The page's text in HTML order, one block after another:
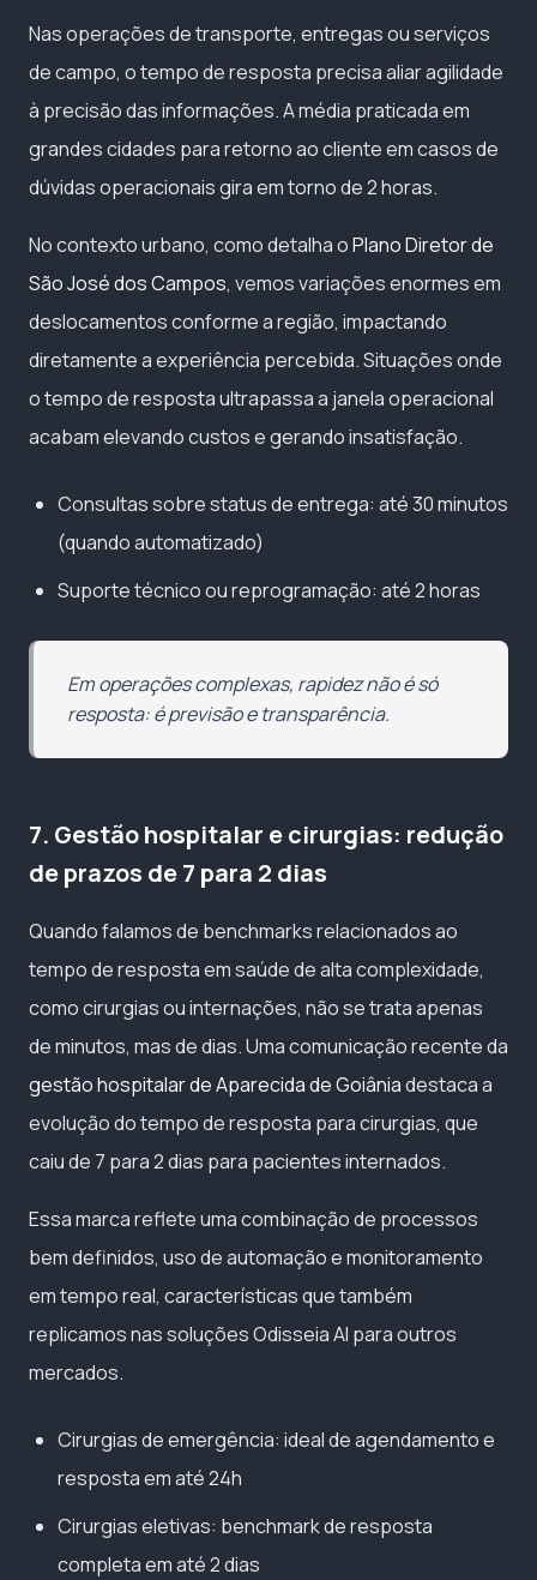
Nas operações de transporte, entregas ou serviços
de campo, o tempo de resposta precisa aliar agilidade
à precisão das informações. A média praticada em
grandes cidades para retorno ao cliente em casos de
dúvidas operacionais gira em torno de 2 horas.
No contexto urbano, como detalha oPlano Diretor de
São José dos Campos, vemos variações enormes em
deslocamentos conforme a região, impactando
diretamente a experiência percebida. Situações onde
o tempo de resposta ultrapassa a janela operacional
acabam elevando custos e gerando insatisfação.
Consultas sobre status de entrega: até 30 minutos
(quando automatizado)
Suporte técnico ou reprogramação: até 2 horas
Em operações complexas, rapidez não é só
resposta: é previsão e transparência.
7. Gestão hospitalar e cirurgias: redução
de prazos de 7 para 2 dias
Quando falamos de benchmarks relacionados ao
tempo de resposta em saúde de alta complexidade,
como cirurgias ou internações, não se trata apenas
de minutos, mas de dias. Uma comunicação recente da
gestão hospitalar de Aparecida de Goiâniadestaca a
evolução do tempo de resposta para cirurgias, que
caiu de 7 para 2 dias para pacientes internados.
Essa marca reflete uma combinação de processos
bem definidos, uso de automação e monitoramento
em tempo real, características que também
replicamos nas soluções Odisseia AI para outros
mercados.
Cirurgias de emergência: ideal de agendamento e
resposta em até 24h
Cirurgias eletivas: benchmark de resposta
completa em até 2 dias